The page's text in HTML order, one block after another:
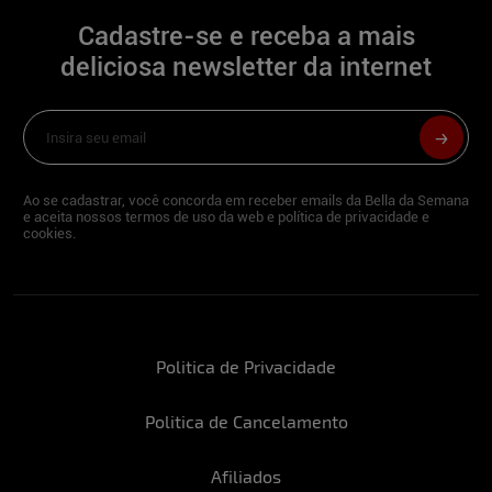
Eu amo treinar musculação, não vivo sem!
É uma terapia hahaha
nossa live e sentir a energia e o desejo dos
espectadores?
mundo! O auto estima ficou nas alturas,
me senti muito desejada.
Já posou nua antes ou esta é uma nova e
algumas fotos nuas…
Qual parte do seu corpo você considera
Politica de Privacidade
Politica de Cancelamento
Afiliados
Cadastre-se e receba a mais
deliciosa newsletter da internet
Ao se cadastrar, você concorda em receber emails da Bella da Semana
e aceita nossos termos de uso da web e política de privacidade e
cookies.